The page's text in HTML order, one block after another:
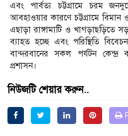
এবং পার্বত্য চট্টগ্রামে চরম
আবহাওয়ার কারণে চট্টগ্রামে বিমান
এছাড়া রাঙ্গামাটি ও খাগড়াছড়িতে
ব্যাহত হচ্ছে এবং পরিস্থিতি
বান্দরবানের সকল পর্যটন
প্রশাসন।
নিউজটি শেয়ার করুন..